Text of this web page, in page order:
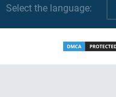
Select the language: